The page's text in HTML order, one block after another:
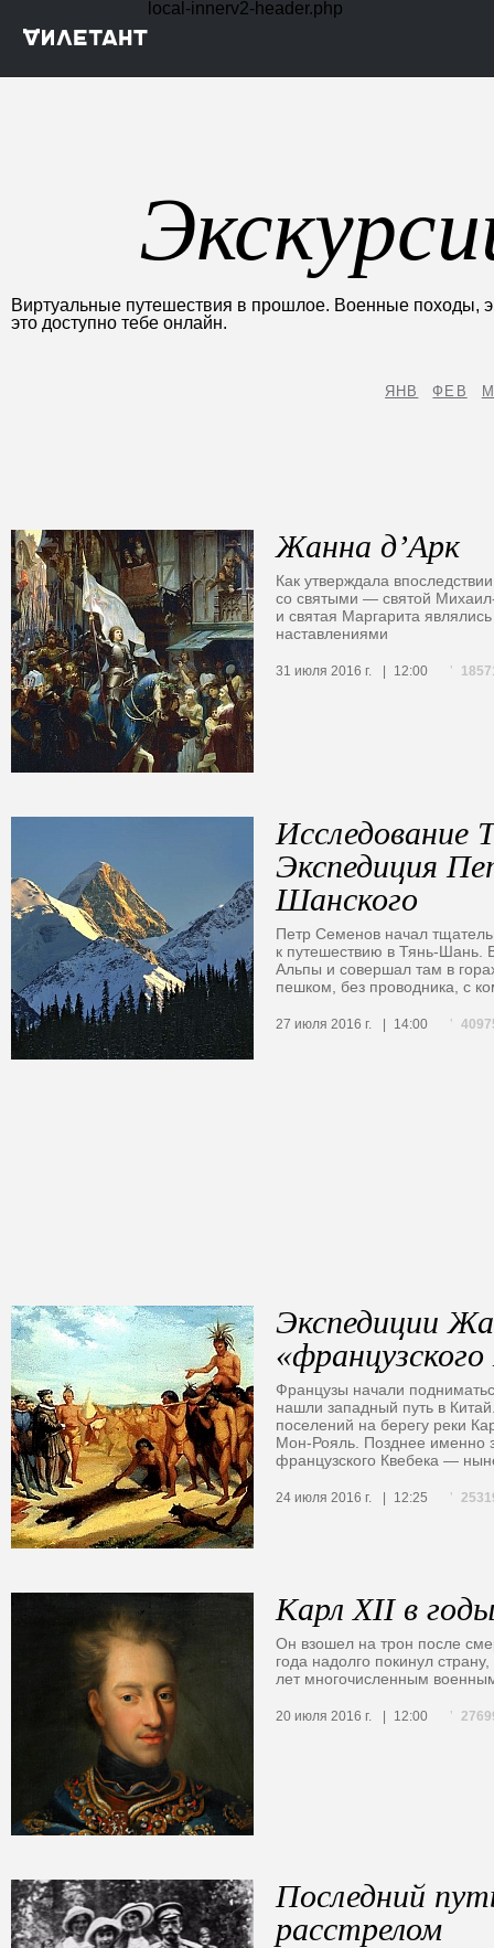
local-innerv2-header.php
Виртуальные путешествия в прошлое. Военные походы,
это доступно тебе онлайн.
ЯНВ ФЕВ
Жанна д’Арк
Как утверждала
со святыми — святой
и святая Маргарита
наставлениями
31 июля 2016 г. 12:00
Исследование
Экспедиция
Шанского
Петр Семенов начал
к путешествию в Тянь-Шань.
Альпы и совершал там в
пешком, без проводника, с
27 июля 2016 г. 14:00
Экспедиции
Французы начали
нашли западный путь в
поселений на берегу реки
Мон-Рояль. Позднее именно
французского Квебека —
24 июля 2016 г. 12:25
Карл XII в
Он взошел на трон после
года надолго покинул
лет многочисленным
20 июля 2016 г. 12:00
Последний
расстрелом